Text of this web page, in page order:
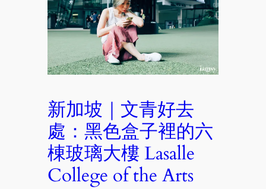
新加坡｜文青好去
處：黑色盒子裡的六
棟玻璃大樓 Lasalle
College of the Arts